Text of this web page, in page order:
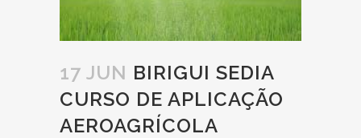
17 JUN BIRIGUI SEDIA
CURSO DE APLICAÇÃO
AEROAGRÍCOLA